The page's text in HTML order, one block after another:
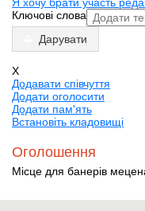
Ключові слова
Дарувати
X
Додавати співчуття
Додати оголосити
Додати пам'ять
Встановіть кладовищі
Оголошення
Місце для банерів